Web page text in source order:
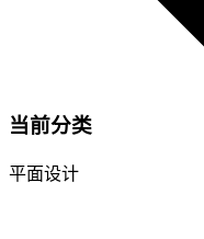
当前分类
平面设计